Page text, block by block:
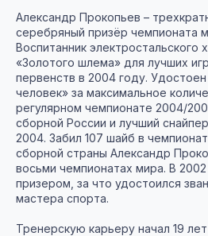
Александр Прокопьев –
серебряный призёр чемпионата
Воспитанник электростальского
«Золотого шлема» для лучших
первенств в 2004 году.
человек» за максимальное
регулярном чемпионате 2004/
сборной России и лучший
2004. Забил 107 шайб в
сборной страны Александр
восьми чемпионатах мира. В
призером, за что удостоился
мастера спорта.
Тренерскую карьеру начал 19